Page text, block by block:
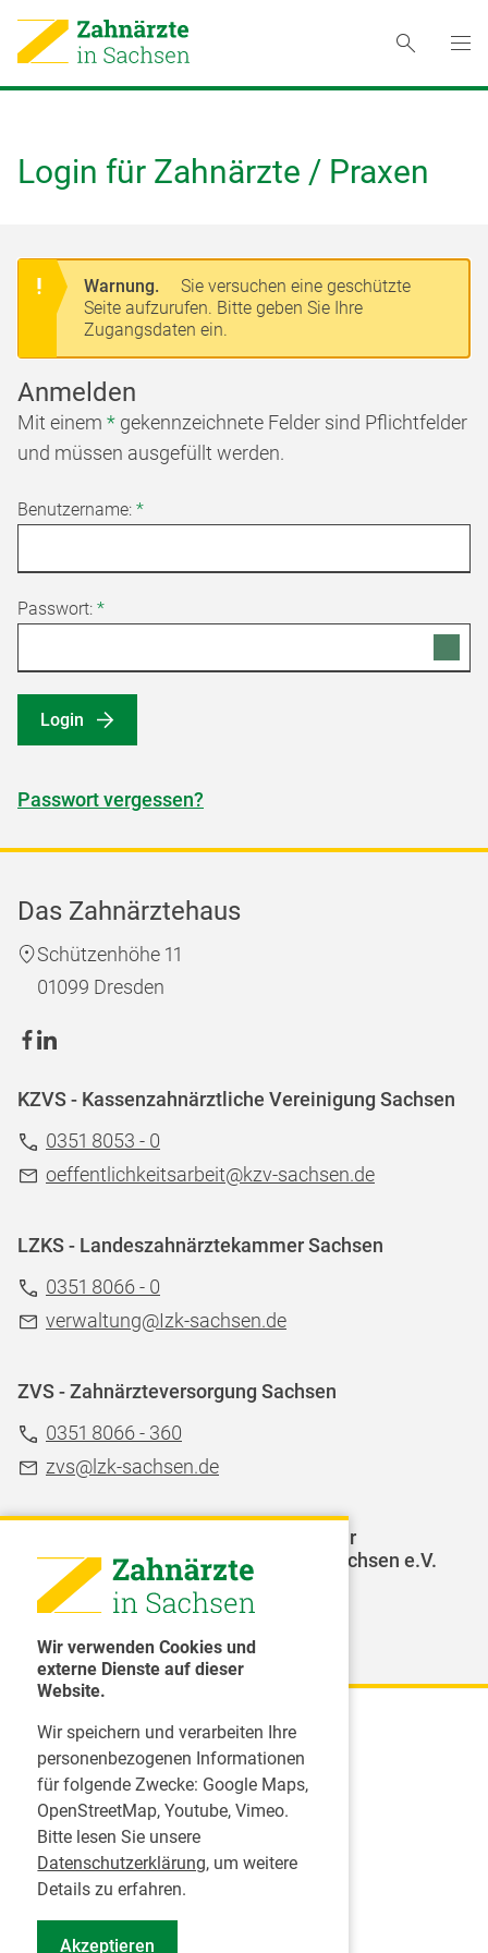
Wir verwenden Cookies und
externe Dienste auf dieser
Website.
Wir speichern und verarbeiten Ihre
personenbezogenen Informationen
für folgende Zwecke: Google Maps,
OpenStreetMap, Youtube, Vimeo.
Bitte lesen Sie unsere
Datenschutzerklärung, um weitere
Details zu erfahren.
Akzeptieren
Login für Zahnärzte / Praxen
Warnung.
Sie versuchen eine geschützte
Seite aufzurufen. Bitte geben Sie Ihre
Zugangsdaten ein.
Anmelden
Mit einem * gekennzeichnete Felder sind Pflichtfelder
und müssen ausgefüllt werden.
Benutzername: *
Passwort: *
Login
Passwort vergessen?
Das Zahnärztehaus
Schützenhöhe 11
01099 Dresden
KZVS - Kassenzahnärztliche Vereinigung Sachsen
0351 8053 - 0
oeffentlichkeitsarbeit@kzv-sachsen.de
LZKS - Landeszahnärztekammer Sachsen
0351 8066 - 0
verwaltung@Izk-sachsen.de
ZVS - Zahnärzteversorgung Sachsen
0351 8066 - 360
zvs@lzk-sachsen.de
LAGZ - Landesarbeitsgemeinschaft für
Jugendzahnpflege des Freistaates Sachsen e.V.
Karriere
Inserate
Praktikum in einer Zahnarztpraxis
Jobs im Zahnärztehaus
Presse
Pressemitteilungen